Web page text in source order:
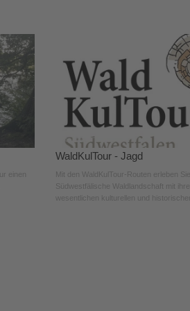
einen
WaldKulTour - Jagd
Mit den WaldKulTour-Routen erleben Sie
Südwestfälische Waldlandschaft mit
wesentlichen kulturellen und